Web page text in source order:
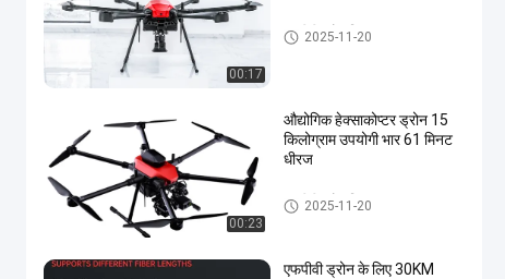
00:17
एफपीवी ड्रोन किट
2025-11-20
00:23
औद्योगिक हेक्साकोप्टर ड्रोन 15
किलोग्राम उपयोगी भार 61 मिनट
धीरज
एफपीवी ड्रोन किट
2025-11-20
एफपीवी ड्रोन के लिए 30KM